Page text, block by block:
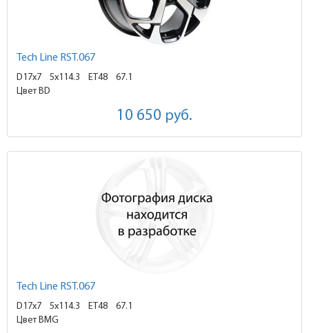
Tech Line RST.067
D17x7 5x114.3 ET48
67.1
Цвет BD
10 650 руб.
Tech Line RST.067
D17x7 5x114.3 ET48
67.1
Цвет BMG